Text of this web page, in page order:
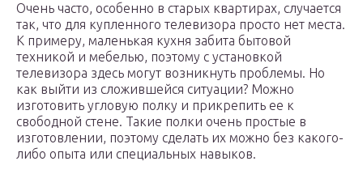
Очень часто, особенно в старых квартирах, случается
так, что для купленного телевизора просто нет места.
К примеру, маленькая кухня забита бытовой
техникой и мебелью, поэтому с установкой
телевизора здесь могут возникнуть проблемы. Но
как выйти из сложившейся ситуации? Можно
изготовить угловую полку и прикрепить ее к
свободной стене. Такие полки очень простые в
изготовлении, поэтому сделать их можно без какого-
либо опыта или специальных навыков.